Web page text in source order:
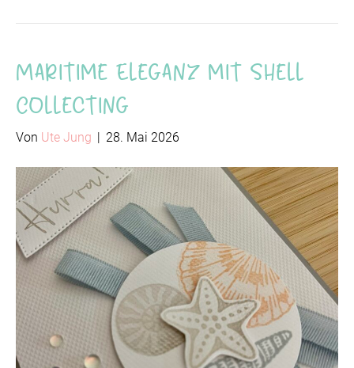
Maritime Eleganz mit Shell
Collecting
Von Ute Jung | 28. Mai 2026